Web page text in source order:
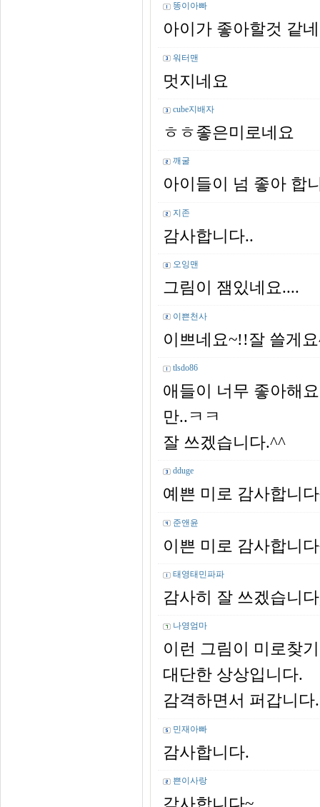
똥이아빠
아이가 좋아할것 같
워터맨
멋지네요
cube지배자
ㅎㅎ좋은미로네요
깨굴
아이들이 넘 좋아 합
지존
감사합니다..
오잉맨
그림이 잼있네요....
이쁜천사
이쁘네요~!!잘 쓸게
tlsdo86
애들이 너무 좋아해
만..ㅋㅋ
잘 쓰겠습니다.^^
dduge
예쁜 미로 감사합니
준앤윤
이쁜 미로 감사합니
태영태민파파
감사히 잘 쓰겠습니
나영엄마
이런 그림이 미로찾
대단한 상상입니다.
감격하면서 퍼갑니
민재아빠
감사합니다.
쁜이사랑